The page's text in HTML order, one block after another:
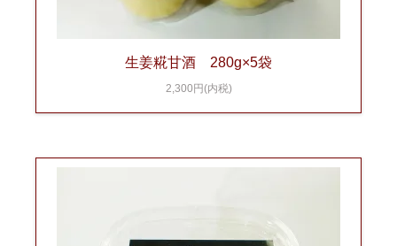
生姜糀甘酒 280g×5袋
2,300円(内税)